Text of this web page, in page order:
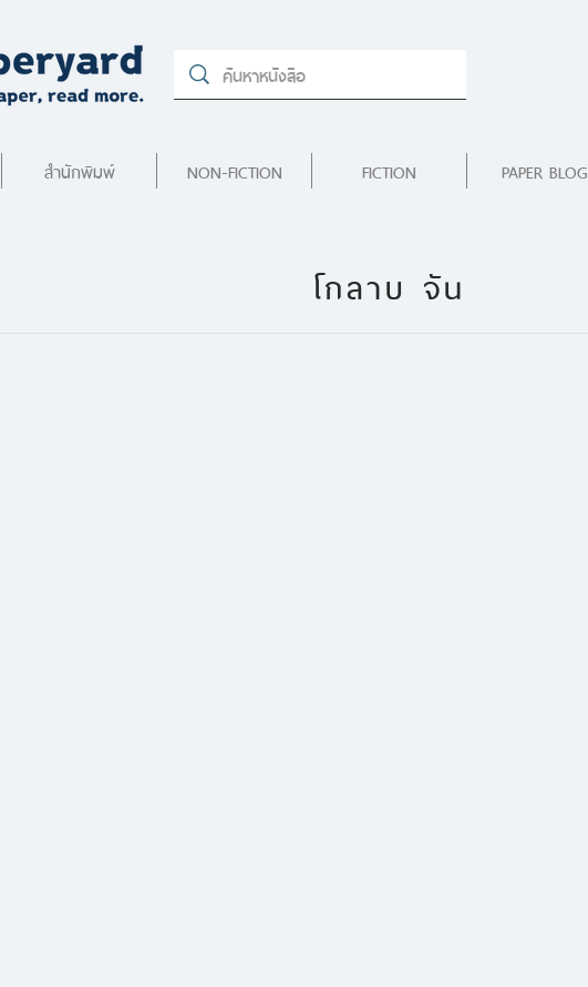
สำนักพิมพ์ NON-FICTION FICTION PAPER BLOG
โกลาบ จัน